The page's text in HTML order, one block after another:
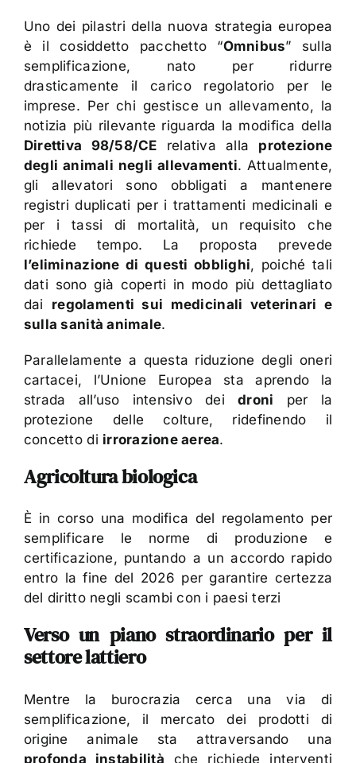
Uno dei pilastri della nuova strategia europea
è il cosiddetto pacchetto “Omnibus” sulla
semplificazione, nato per ridurre
drasticamente il carico regolatorio per le
imprese. Per chi gestisce un allevamento, la
notizia più rilevante riguarda la modifica della
Direttiva 98/58/CE relativa alla protezione
degli animali negli allevamenti. Attualmente,
gli allevatori sono obbligati a mantenere
registri duplicati per i trattamenti medicinali e
per i tassi di mortalità, un requisito che
richiede tempo. La proposta prevede
l’eliminazione di questi obblighi, poiché tali
dati sono già coperti in modo più dettagliato
dai regolamenti sui medicinali veterinari e
sulla sanità animale.
Parallelamente a questa riduzione degli oneri
cartacei, l’Unione Europea sta aprendo la
strada all’uso intensivo deidroni per la
protezione delle colture, ridefinendo il
concetto di irrorazione aerea.
Agricoltura biologica
È in corso una modifica del regolamento per
semplificare le norme di produzione e
certificazione, puntando a un accordo rapido
entro la fine del 2026 per garantire certezza
del diritto negli scambi con i paesi terzi
Verso un piano straordinario per il
settore lattiero
Mentre la burocrazia cerca una via di
semplificazione, il mercato dei prodotti di
origine animale sta attraversando una
profonda instabilità che richiede interventi